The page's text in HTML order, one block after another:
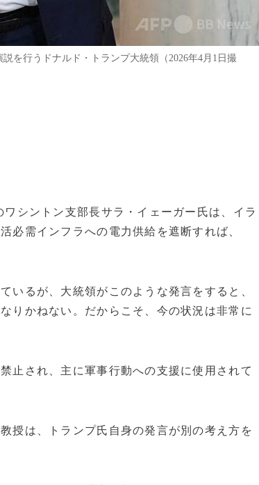
を行うドナルド・トランプ大統領（2026年4月1日撮
シントン支部長サラ・イェーガー氏は、イラ
必需インフラへの電力供給を遮断すれば、
いるが、大統領がこのような発言をすると、
りかねない。だからこそ、今の状況は非常に
止され、主に軍事行動への支援に使用されて
授は、トランプ氏自身の発言が別の考え方を